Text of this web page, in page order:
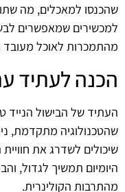
שהכנסו למאכלים, מה
למכשירים שמאפשרים
מהתמכרות לאוכל מעובד
הכנה לעתיד
העתיד של הבישול הנייד
שהטכנולוגיה מתקדמת,
שיכולים לשדרג את
היומיום תמשיך לגדול,
מהתרבות הקולינרית.